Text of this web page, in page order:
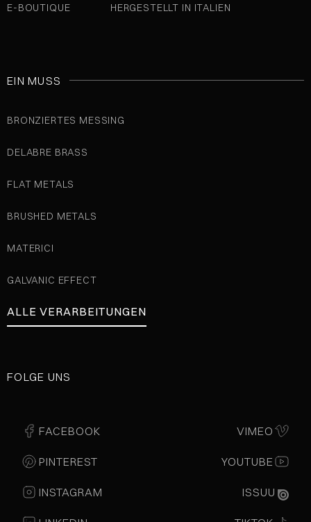
E-BOUTIQUE HERGESTELLT IN ITALIEN
EIN MUSS
BRONZIERTES MESSING
DELABRE BRASS
FLAT METALS
BRUSHED METALS
MATERICI
GALVANIC EFFECT
ALLE VERARBEITUNGEN
FOLGE UNS
FACEBOOK
PINTEREST
INSTAGRAM
VIMEO
YOUTUBE
ISSUU